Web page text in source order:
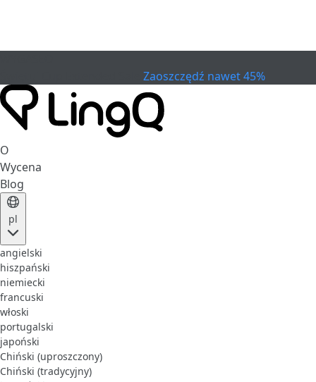
Zaoszczędź nawet 45%
O
Wycena
Blog
pl
angielski
hiszpański
niemiecki
francuski
włoski
portugalski
japoński
Chiński (uproszczony)
Chiński (tradycyjny)